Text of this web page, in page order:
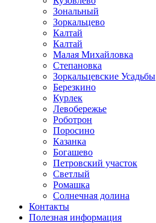
Зональный
Зоркальцево
Калтай
Калтай
Малая Михайловка
Степановка
Зоркальцевские Усадьбы
Березкино
Курлек
Левобережье
Роботрон
Поросино
Казанка
Богашево
Петровский участок
Светлый
Ромашка
Солнечная долина
Контакты
Полезная информация